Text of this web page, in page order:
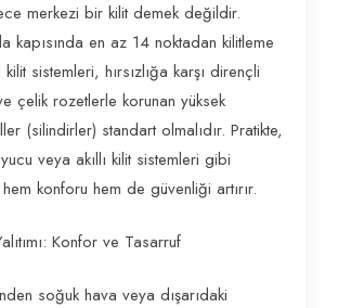
merkezi bir kilit demek değildir.
kapısında en az 14 noktadan kilitleme
sistemleri, hırsızlığa karşı dirençli
çelik rozetlerle korunan yüksek
(silindirler) standart olmalıdır. Pratikte,
veya akıllı kilit sistemleri gibi
konforu hem de güvenliği artırır.
Konfor ve Tasarruf
soğuk hava veya dışarıdaki